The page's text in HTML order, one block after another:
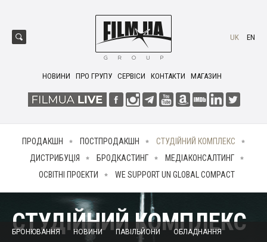
НОВИНИ ПРО ГРУПУ СЕРВІСИ КОНТАКТИ МАГАЗИН
UK EN
ПРОДАКШН ПОСТПРОДАКШН
СТУДІЙНИЙ КОМПЛЕКС
ДИСТРИБУЦІЯ
БРОДКАСТИНГ
МЕДІАКОНСАЛТИНГ
ОСВІТНІ ПРОЕКТИ
WE SUPPORT UN GLOBAL COMPACT
СТУДІЙНИЙ КОМПЛЕКС
БРОНЮВАННЯ НОВИНИ ПАВІЛЬЙОНИ
ОБЛАДНАННЯ